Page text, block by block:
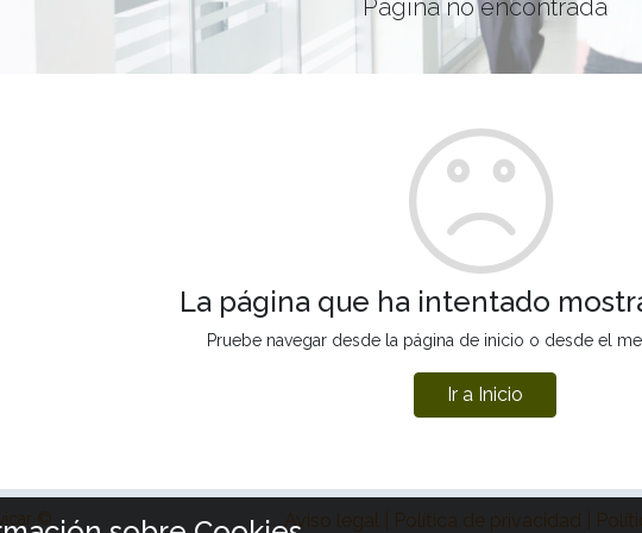
Página no encontrada
La página que ha intentado
Pruebe navegar desde la página de inicio o desde el
Ir a Inicio
© Aviso legal | Política de privacidad |